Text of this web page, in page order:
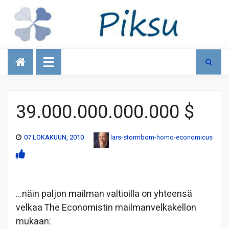
Talous
39.000.000.000.000 $
07 LOKAKUUN, 2010 lars-stormbom-homo-economicus
…näin paljon mailman valtioilla on yhteensä
velkaa The Economistin mailmanvelkakellon
mukaan: